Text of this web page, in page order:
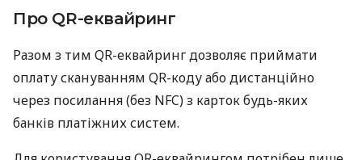
Про QR-еквайринг
Разом з тим QR-еквайринг дозволяє приймати
оплату скануванням QR-коду або дистанційно
через посилання (без NFC) з карток будь-яких
банків платіжних систем.